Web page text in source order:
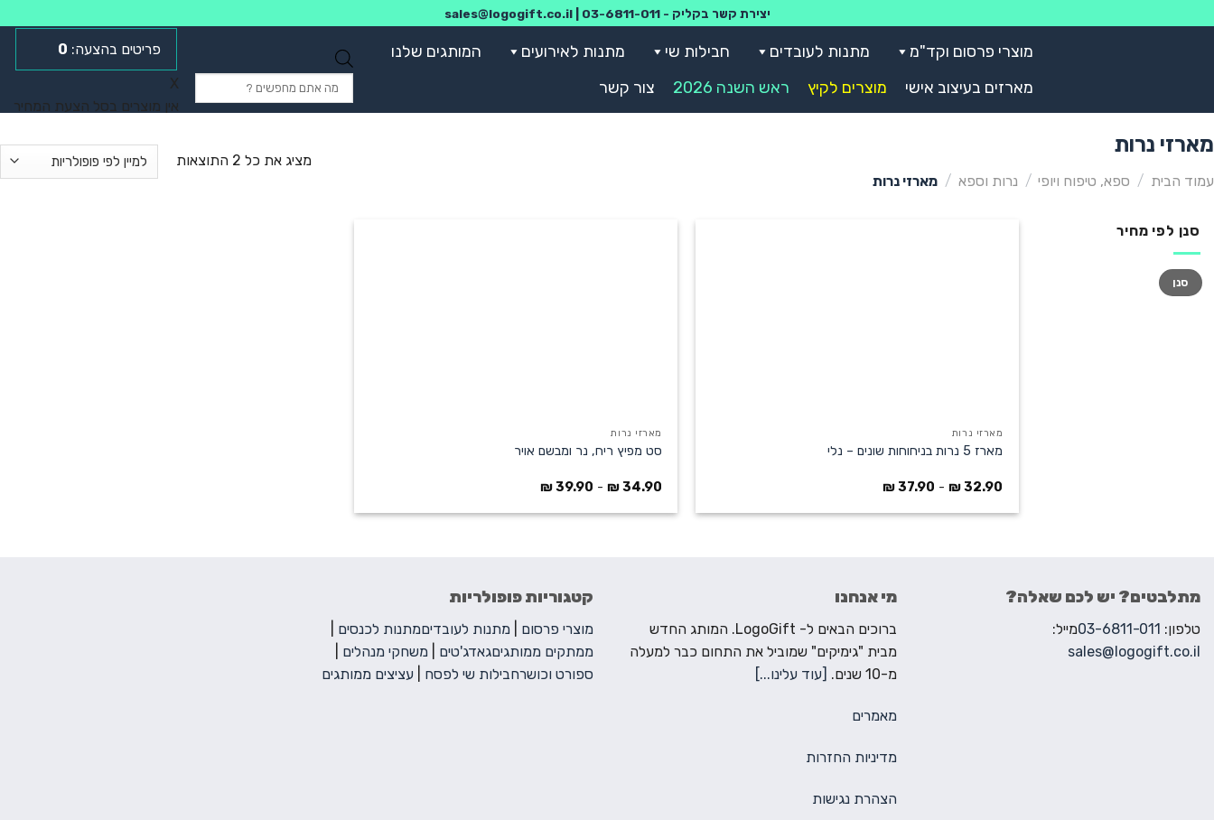
יצירת קשר בקליק -03-6811-011
|
sales@logogift.co.il
מוצרי פרסום וקד"מ מתנות לעובדים חבילות שי מתנות לאירועים
המותגים שלנו
מארזים בעיצוב אישי
מוצרים לקיץ ראש השנה 2026 צור קשר
0
X
אין מוצרים בסל הצעת המחיר
מארזי נרות
עמוד הבית / ספא, טיפוח ויופי / נרות וספא / מארזי נרות
מציג את כל 2 התוצאות
סנן לפי מחיר
מחיר
מינימלי
מחיר
מקסימלי
סנן
מארזי נרות
מארז 5 נרות בניחוחות שונים – נלי
32.90
₪
-
37.90
₪
מארזי נרות
סט מפיץ ריח, נר ומבשם אויר
34.90
₪
-
39.90
₪
מתלבטים? יש לכם שאלה?
טלפון: 03-6811-011מייל:
sales@logogift.co.il
מי אנחנו
ברוכים הבאים ל- LogoGift. המותג החדש
מבית "גימיקים" שמוביל את התחום כבר למעלה
מ-10 שנים.
[עוד עלינו...]
מאמרים
מדיניות החזרות
הצהרת נגישות
קטגוריות פופולריות
מוצרי פרסום מתנות לעובדיםמתנות לכנסים
ממתקים ממותגיםגאדג'טים משחקי מנהלים
ספורט וכושרחבילות שי לפסח עציצים ממותגים